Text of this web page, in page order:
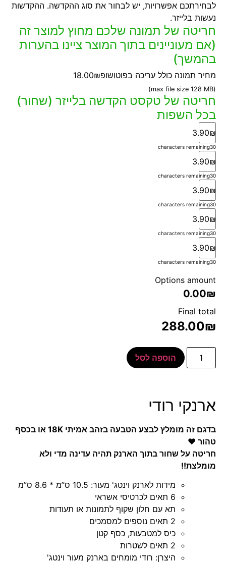
לבחירתכם אפשרויות, יש לבחור את סוג ההקדשה. ההקדשות
נעשות בלייזר.
חריטה של תמונה שלכם מחוץ למוצר זה
(אם מעוניינים בתוך המוצר ציינו בהערות
בהמשך)
מחיר תמונה כולל עריכה בפוטושופ18.00₪
(max file size 128 MB)
חריטה של טקסט הקדשה בלייזר (שחור)
בכל השפות
3.90₪
30
characters remaining
3.90₪
30
characters remaining
3.90₪
30
characters remaining
3.90₪
30
characters remaining
3.90₪
30
characters remaining
Options amount
0.00₪
Final total
288.00₪
הוספה לסל
ארנקי רודי
בדגם זה מומלץ לבצע הטבעה בזהב אמיתי 18K או בכסף
טהור ♥
חריטה על שחור בתוך הארנק תהיה עדינה מדי ולא
מומלצת!!
מידות לארנק וינטג' מעור: 10.5 ס”מ * 8.6 ס”מ
6 תאים לכרטיסי אשראי
תא עם חלון שקוף לתמונות או תעודות
2 תאים נוספים למסמכים
כיס למטבעות, כסף קטן
2 תאים לשטרות
היצרן: רודי מומחים בארנק מעור וינטג'